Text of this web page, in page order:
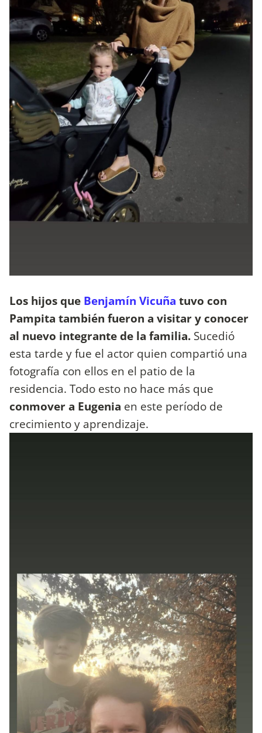
Los hijos que Benjamín Vicuña tuvo con
Pampita también fueron a visitar y conocer
al nuevo integrante de la familia. Sucedió
esta tarde y fue el actor quien compartió una
fotografía con ellos en el patio de la
residencia. Todo esto no hace más que
conmover a Eugenia en este período de
crecimiento y aprendizaje.